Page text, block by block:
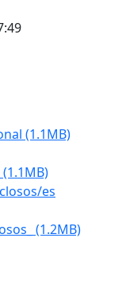
(1.1MB)
(1.1MB)
es
(1.2MB)